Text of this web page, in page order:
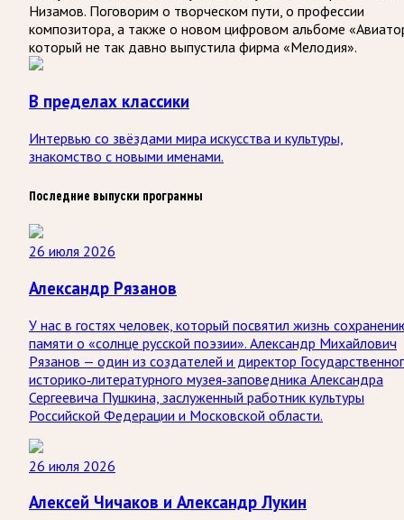
Низамов. Поговорим о творческом пути, о профессии
композитора, а также о новом цифровом альбоме
который не так давно выпустила фирма «Мелодия».
В пределах классики
Интервью со звёздами мира искусства и культуры,
знакомство с новыми именами.
Последние выпуски программы
26 июля 2026
Александр Рязанов
У нас в гостях человек, который посвятил жизнь
памяти о «солнце русской поэзии». Александр Михайлович
Рязанов — один из создателей и директор
историко‑литературного музея‑заповедника Александра
Сергеевича Пушкина, заслуженный работник культуры
Российской Федерации и Московской области.
26 июля 2026
Алексей Чичаков и Александр Лукин